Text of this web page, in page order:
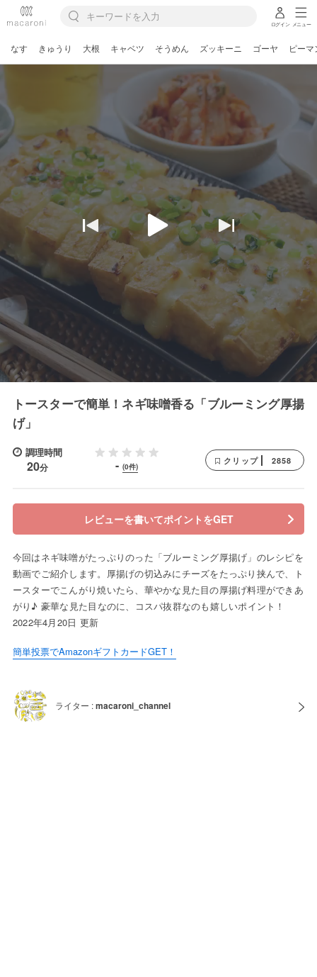
ログイン メニュー
なす きゅうり 大根 キャベツ そうめん ズッキーニ ゴーヤ ピーマ
トースターで簡単！ネギ味噌香る「ブルーミング厚揚
げ」
調理時間
20分 - (0件)
クリップ 2858
レビューを書いてポイントをGET
今回はネギ味噌がたっぷりのった「ブルーミング厚揚げ」のレシピを
動画でご紹介します。厚揚げの切込みにチーズをたっぷり挟んで、ト
ースターでこんがり焼いたら、華やかな見た目の厚揚げ料理ができあ
がり♪ 豪華な見た目なのに、コスパ抜群なのも嬉しいポイント！
2022年4月20日 更新
簡単投票でAmazonギフトカードGET！
ライター :macaroni_channel